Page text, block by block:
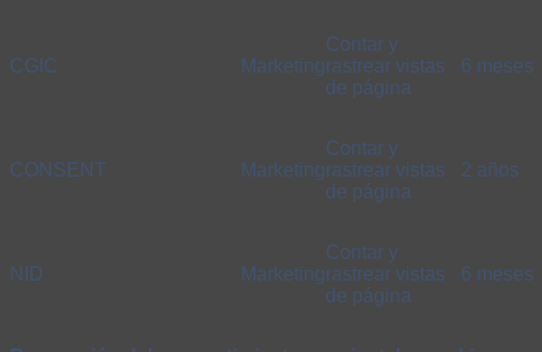
CGIC Marketing
Contar y
rastrear vistas
de página
6 meses
CONSENT Marketing
Contar y
rastrear vistas
de página
2 años
NID Marketing
Contar y
rastrear vistas
de página
6 meses